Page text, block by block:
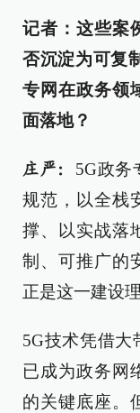
记者：这些案
否沉淀为可复
专网在政务领
面落地？
庄严： 5G政务
规范，以全栈
撑、以实战落
制、可推广的
正是这一建设
5G技术凭借大
已成为政务网
的关键底座。